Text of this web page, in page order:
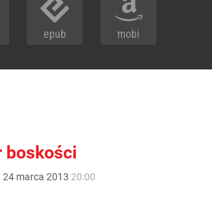
epub mobi
boskości
24 marca 2013 20:00